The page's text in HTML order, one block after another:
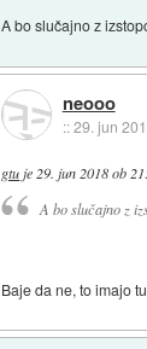
A bo slučajno z
neooo
::29. jun
gtu je 29. jun 2018 ob
A bo slučajno z
Baje da ne, to imajo